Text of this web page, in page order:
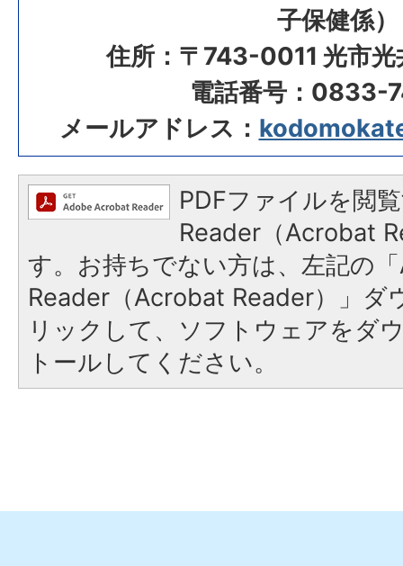
子保健係）
住所：〒743-0011 光市光
電話番号：0833-
メールアドレス：
PDFファイルを閲
Reader（Acrobat
す。お持ちでない方は、左記の
Reader（Acrobat Reader）」ダ
リックして、ソフトウェアをダ
トールしてください。